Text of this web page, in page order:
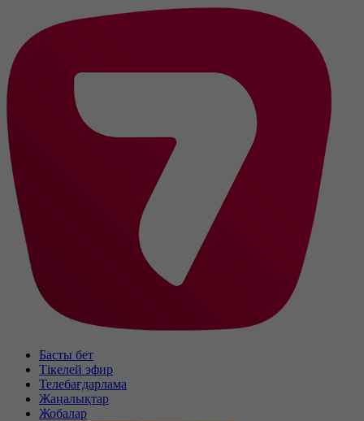
Басты бет
Тікелей эфир
Телебағдарлама
Жаңалықтар
Жобалар